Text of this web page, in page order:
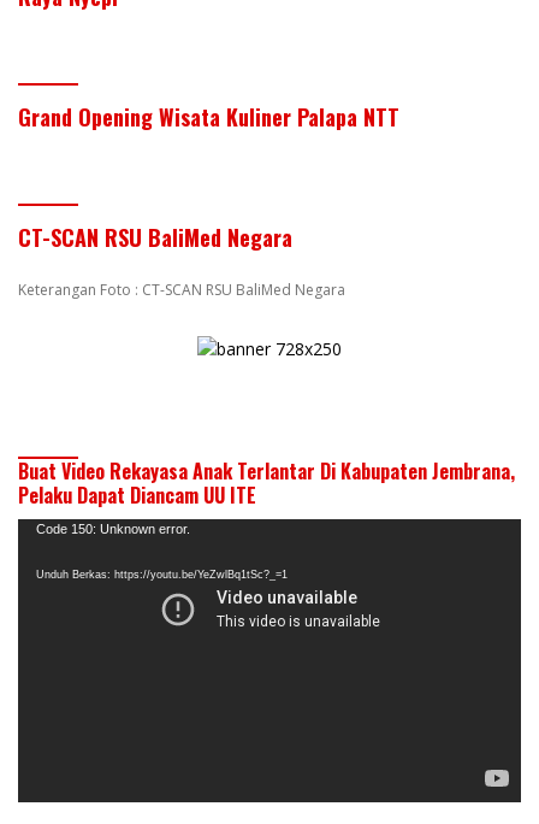
Grand Opening Wisata Kuliner Palapa NTT
CT-SCAN RSU BaliMed Negara
Keterangan Foto : CT-SCAN RSU BaliMed Negara
Buat Video Rekayasa Anak Terlantar Di Kabupaten Jembrana,
Pelaku Dapat Diancam UU ITE
Pemutar
Code 150: Unknown error.
Unduh Berkas: https://youtu.be/YeZwlBq1tSc?_=1